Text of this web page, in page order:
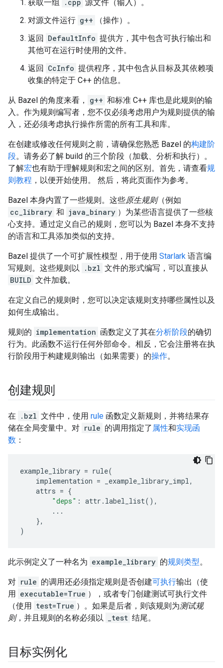
获取一组 .cpp 源文件（输入）。
对源文件运行 g++
（操作）。
返回 DefaultInfo 提供方，其中包含可执行输出和
其他可在运行时使用的文件。
返回 CcInfo 提供程序，其中包含从目标及其依赖项
收集的特定于 C++ 的信息。
从 Bazel 的角度来看， g++ 和标准 C++ 库也是此规则的输
入。作为规则编写者，您不仅必须考虑用户为规则提供的输
入，还必须考虑执行操作所需的所有工具和库。
在创建或修改任何规则之前，请确保您熟悉 Bazel 的构建阶
段。请务必了解 build 的三个阶段（加载、分析和执行）。
了解宏也有助于理解规则和宏之间的区别。首先，请查看规
则教程 ，以便开始使用。 然后，将此页面作为参考。
Bazel 本身内置了一些规则。这些原生规则（例如
cc_library 和 java_binary ）为某些语言提供了一些核
心支持。通过定义自己的规则，您可以为 Bazel 本身不支持
的语言和工具添加类似的支持。
Bazel 提供了一个可扩展性模型，用于使用 Starlark 语言编
写规则。这些规则以
.bzl 文件的形式编写，可以直接从
BUILD 文件加载。
在定义自己的规则时，您可以决定该规则支持哪些属性以及
如何生成输出。
规则的 implementation 函数定义了其在分析阶段的确切
行为。此函数不运行任何外部命令。相反，它会注册将在执
行阶段用于构建规则输出（如果需要）的操作。
创建规则
在 .bzl 文件中，使用 rule 函数定义新规则，并将结果存
储在全局变量中。对 rule 的调用指定了 属性和实现函
数 ：
example_library = rule(
implementation = _example_library_impl,
attrs = {
"deps" : attr . label_list(),
...
},
)
此示例定义了一种名为 example_library 的规则类型。
对 rule 的调用还必须指定规则是否创建可执行输出（使
用 executable=True ），或者专门创建测试可执行文件
（使用 test=True ）。如果是后者，则该规则为测试规
则，并且规则的名称必须以 _test 结尾。
目标实例化